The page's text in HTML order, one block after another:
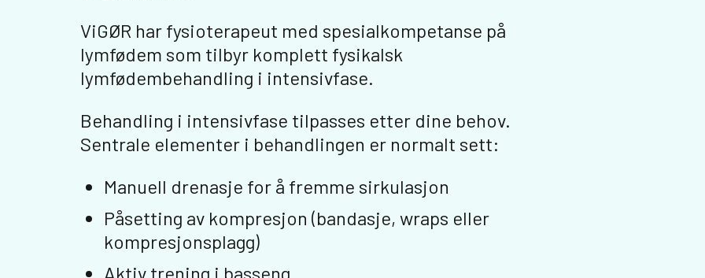
ViGØR har fysioterapeut med spesialkompetanse på
lymfødem som tilbyr komplett fysikalsk
lymfødembehandling i intensivfase.
Behandling i intensivfase tilpasses etter dine behov.
Sentrale elementer i behandlingen er normalt sett:
Manuell drenasje for å fremme sirkulasjon
Påsetting av kompresjon (bandasje, wraps eller
kompresjonsplagg)
Aktiv trening i basseng